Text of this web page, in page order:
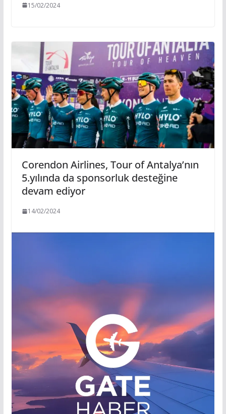
15/02/2024
Corendon Airlines, Tour of Antalya’nın
5.yılında da sponsorluk desteğine
devam ediyor
14/02/2024